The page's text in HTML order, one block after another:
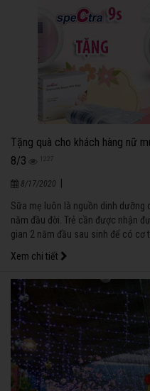
Tặng quà cho khách hàng nữ
8/3
1227
8/17/2020 |
Sữa mẹ luôn là nguồn dinh dưỡng
năm đầu đời. Trẻ cần được nhận
gian 2 năm đầu sau sinh để có cơ
Xem chi tiết